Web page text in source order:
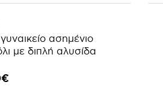
ασημένιο
με διπλή αλυσίδα